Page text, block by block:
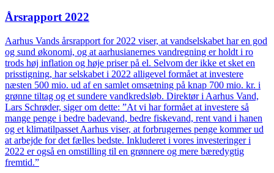
Årsrapport 2022
Aarhus Vands årsrapport for 2022 viser, at vandselskabet har en god
og sund økonomi, og at aarhusianernes vandregning er holdt i ro
trods høj inflation og høje priser på el. Selvom der ikke et sket en
prisstigning, har selskabet i 2022 alligevel formået at investere
næsten 500 mio. ud af en samlet omsætning på knap 700 mio. kr. i
grønne tiltag og et sundere vandkredsløb. Direktør i Aarhus Vand,
Lars Schrøder, siger om dette: ”At vi har formået at investere så
mange penge i bedre badevand, bedre fiskevand, rent vand i hanen
og et klimatilpasset Aarhus viser, at forbrugernes penge kommer ud
at arbejde for det fælles bedste. Inkluderet i vores investeringer i
2022 er også en omstilling til en grønnere og mere bæredygtig
fremtid.”